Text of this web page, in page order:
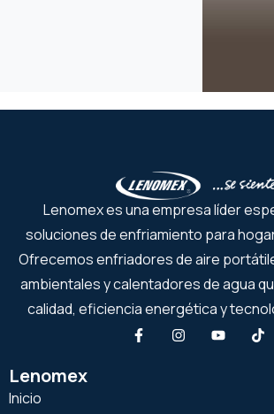
Lenomex es una empresa líder
soluciones de enfriamiento para
Ofrecemos enfriadores de aire
ambientales y calentadores de agua
calidad, eficiencia energética y
Lenomex
Inicio